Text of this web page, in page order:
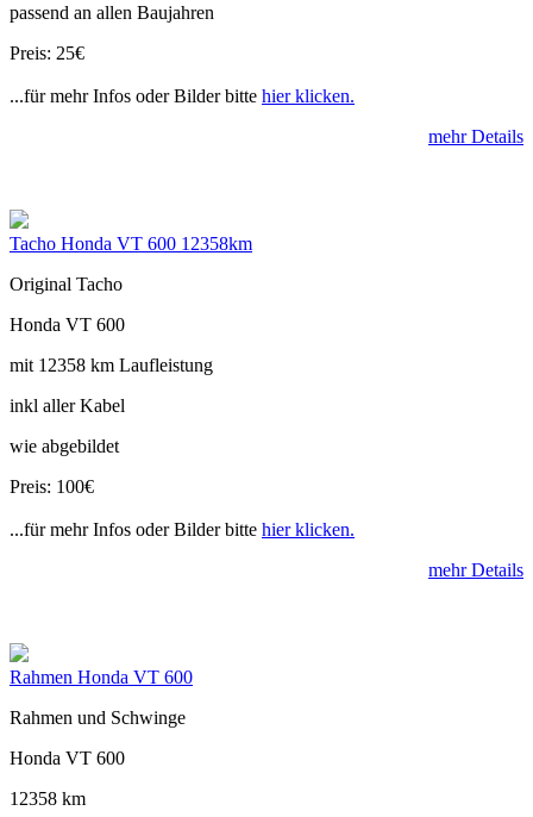
passend an allen Baujahren
Preis: 25€
...für mehr Infos oder Bilder bitte hier klicken.
mehr Details
Tacho Honda VT 600 12358km
Original Tacho
Honda VT 600
mit 12358 km Laufleistung
inkl aller Kabel
wie abgebildet
Preis: 100€
...für mehr Infos oder Bilder bitte hier klicken.
mehr Details
Rahmen Honda VT 600
Rahmen und Schwinge
Honda VT 600
12358 km